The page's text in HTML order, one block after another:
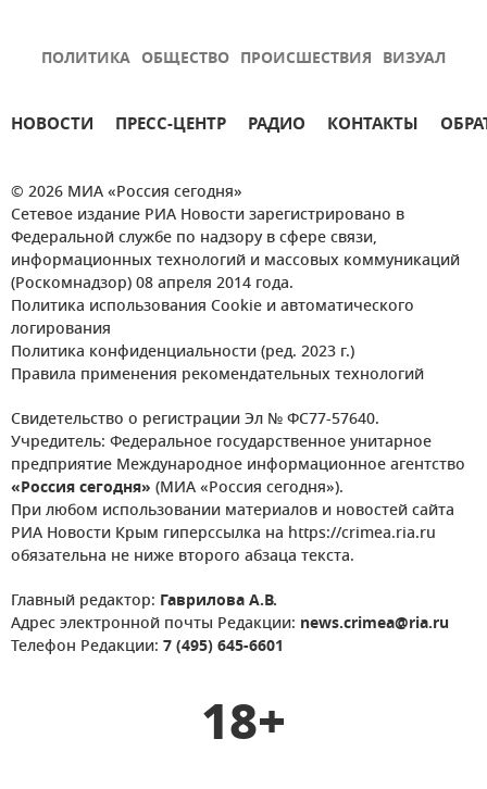
ПОЛИТИКА ОБЩЕСТВО ПРОИСШЕСТВИЯ ВИЗУАЛ
НОВОСТИ ПРЕСС-ЦЕНТР РАДИО КОНТАКТЫ
© 2026 МИА «Россия сегодня»
Сетевое издание РИА Новости зарегистрировано в
Федеральной службе по надзору в сфере связи,
информационных технологий и массовых коммуникаций
(Роскомнадзор) 08 апреля 2014 года.
Политика использования Cookie и автоматического
логирования
Политика конфиденциальности (ред. 2023 г.)
Правила применения рекомендательных технологий
Свидетельство о регистрации Эл № ФС77-57640.
Учредитель: Федеральное государственное унитарное
предприятие Международное информационное агентство
«Россия сегодня» (МИА «Россия сегодня»).
При любом использовании материалов и новостей сайта
РИА Новости Крым гиперссылка на https://crimea.ria.ru
обязательна не ниже второго абзаца текста.
Главный редактор: Гаврилова А.В.
Адрес электронной почты Редакции: news.crimea@ria.ru
Телефон Редакции: 7 (495) 645-6601
18+